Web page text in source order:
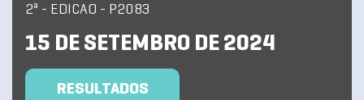
2ª - EDICAO - P2083
15 DE SETEMBRO DE 2024
RESULTADOS